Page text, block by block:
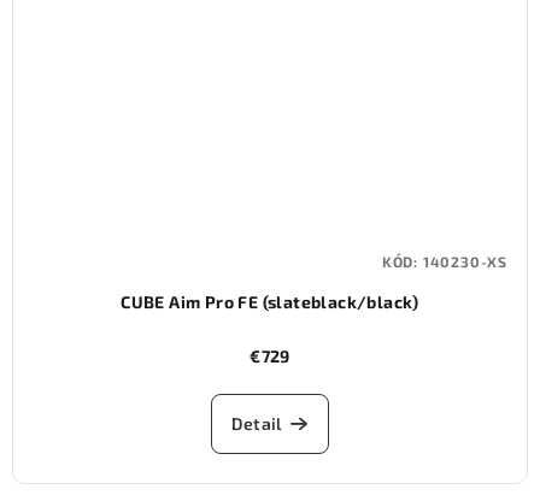
CUBE Aim Pro FE (slateblack/black)
€729
Detail
KÓD: 140230-XS